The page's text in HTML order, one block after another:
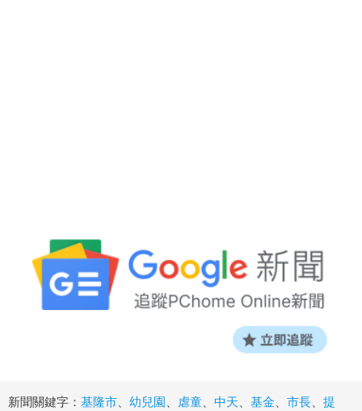
新聞關鍵字： 基隆市 幼兒園 虐童 中天 基金 市長
提